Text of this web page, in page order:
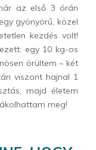
az első 3 órán
gyönyörű, közel
kezdés volt!
egy 10 kg-os
örültem – két
viszont hajnal 1
majd életem
meg!